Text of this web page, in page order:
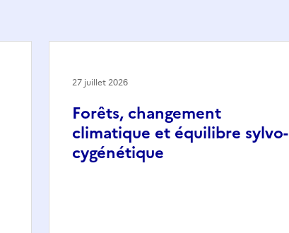
Forêts, changement
climatique et équilibre sylvo-
cygénétique
27 juillet 2026